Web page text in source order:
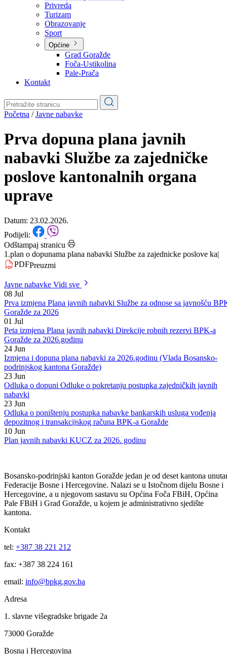
O kantonu
Simboli kantona (Grb, zastava)
Historija (digitalni muzej)
Privreda
Turizam
Obrazovanje
Općine
Pale-Prača
Kontakt
Početna/ Javne nabavke
Prva dopuna plana javnih
nabavki Službe za zajedničke
poslove kantonalnih organa
uprave
Datum: 23.02.2026.
Podijeli:
1.plan o dopunama plana nabavki Službe za zajednicke poslove ka
PDF
Javne nabavkeVidi sve
08 Jul
Prva izmjena Plana javnih nabavki Službe za odnose sa javnošću
Goražde za 2026
01 Jul
Peta izmjena Plana javnih nabavki Direkcije robnih rezervi BPK-a
Goražde za 2026.godinu
24 Jun
Izmjena i dopuna plana nabavki za 2026.godinu (Vlada Bosansko-
podrinjskog kantona Goražde)
23 Jun
Odluka o dopuni Odluke o pokretanju postupka zajedničkih javnih
nabavki
23 Jun
Odluka o poništenju postupka nabavke bankarskih usluga vođenja